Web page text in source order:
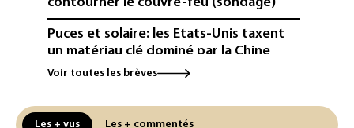
Puces et solaire: les Etats-Unis taxent
un matériau clé dominé par la Chine
Les Etats-Unis veulent contrôler la
semiconducteurs et panneaux solaires
Voir toutes les brèves
Les + vus Les + commentés